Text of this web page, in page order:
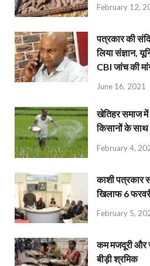
February 12,
पत्रकार की
लिया संज्ञान,
CBI जांच की
June 16, 2021
खेतिहर समाज में
किसानों के साथ
February 4,
काशी पत्रकार
खिलाफ 6
February 5,
कम मजदूरी और
बीड़ी श्रमिक